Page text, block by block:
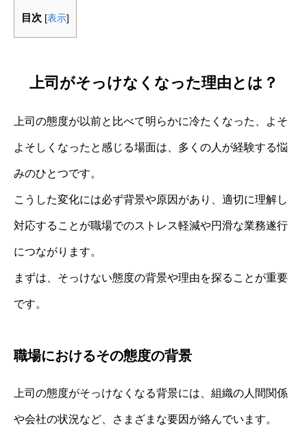
目次 [表示]
上司がそっけなくなった理由とは？
上司の態度が以前と比べて明らかに冷たくなった、よそ
よそしくなったと感じる場面は、多くの人が経験する悩
みのひとつです。
こうした変化には必ず背景や原因があり、適切に理解し
対応することが職場でのストレス軽減や円滑な業務遂行
につながります。
まずは、そっけない態度の背景や理由を探ることが重要
です。
職場におけるその態度の背景
上司の態度がそっけなくなる背景には、組織の人間関係
や会社の状況など、さまざまな要因が絡んでいます。